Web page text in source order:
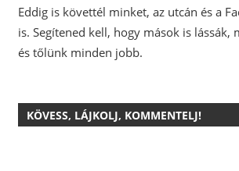
Eddig is követtél minket, az utcán és a
is. Segítened kell, hogy mások is lássák,
és tőlünk minden jobb.
KÖVESS, LÁJKOLJ, KOMMENTELJ!